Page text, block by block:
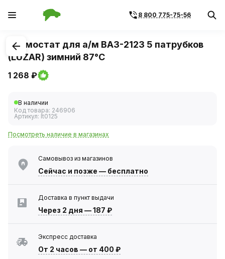
8 800 775-75-56
1/2
Термостат для а/м ВАЗ-2123 5 патрубков
(LUZAR) зимний 87°С
1 268 ₽
В наличии
Код товара: 246906
Артикул: lt0125
Посмотреть наличие в магазинах
Самовывоз из магазинов
Сейчас и позже — бесплатно
Доставка в пункт выдачи
Через 2 дня —187 ₽
Экспресс доставка
От 2 часов — от 400 ₽